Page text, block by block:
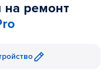
ремонт